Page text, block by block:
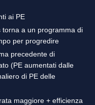
ai PE
torna a un programma di
per progredire
precedente di
(PE aumentati dalle
di PE delle
maggiore + efficienza